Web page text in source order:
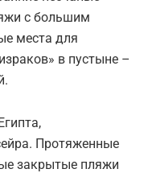
с большим
места для
в пустыне –
Протяженные
закрытые пляжи